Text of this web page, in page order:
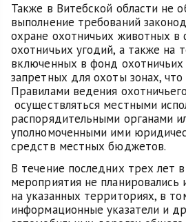
Также в Витебской области не
выполнение требований
охране охотничьих животных в
охотничьих угодий, а также на
включенных в фонд охотничьих
запретных для охоты зонах,
Правилами ведения
осуществляться местными
распорядительными органами
уполномоченными ими
средств местных бюджетов.
В течение последних трех лет
мероприятия не планировались
на указанных территориях, в
информационные указатели и